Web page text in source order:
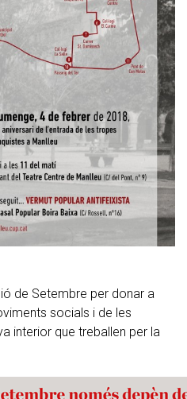
de Setembre per donar a
socials i de les
interior que treballen per la